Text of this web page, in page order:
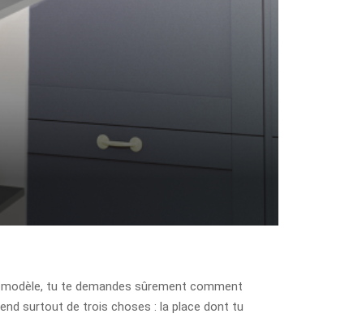
modèle, tu te demandes sûrement comment
surtout de trois choses : la place dont tu